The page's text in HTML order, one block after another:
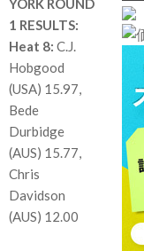
YORK ROUND
1 RESULTS:
Heat 8: C.J.
Hobgood
(USA) 15.97,
Bede
Durbidge
(AUS) 15.77,
Chris
Davidson
(AUS) 12.00